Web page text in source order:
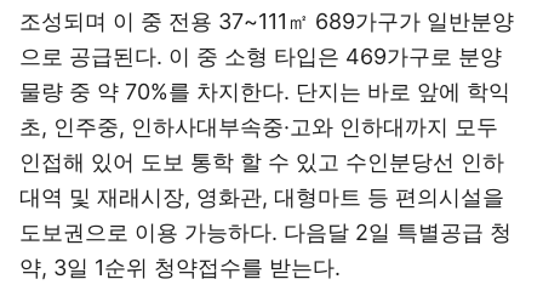
조성되며 이 중 전용 37~111㎡ 689가구가 일반분양
으로 공급된다. 이 중 소형 타입은 469가구로 분양
물량 중 약 70%를 차지한다. 단지는 바로 앞에 학익
초, 인주중, 인하사대부속중·고와 인하대까지 모두
인접해 있어 도보 통학 할 수 있고 수인분당선 인하
대역 및 재래시장, 영화관, 대형마트 등 편의시설을
도보권으로 이용 가능하다. 다음달 2일 특별공급 청
약, 3일 1순위 청약접수를 받는다.